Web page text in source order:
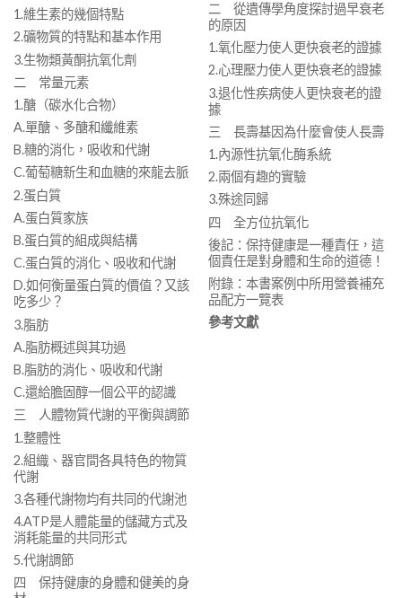
1.維生素的幾個特點
2.礦物質的特點和基本作用
3.生物類黃酮抗氧化劑
二 常量元素
1.醣（碳水化合物）
A.單醣、多醣和纖維素
B.糖的消化，吸收和代謝
C.葡萄糖新生和血糖的來龍去脈
2.蛋白質
A.蛋白質家族
B.蛋白質的組成與結構
C.蛋白質的消化、吸收和代謝
D.如何衡量蛋白質的價值？又該
吃多少？
3.脂肪
A.脂肪概述與其功過
B.脂肪的消化、吸收和代謝
C.還給膽固醇一個公平的認識
三 人體物質代謝的平衡與調節
1.整體性
2.組織、器官間各具特色的物質
代謝
3.各種代謝物均有共同的代謝池
4.ATP是人體能量的儲藏方式及
消耗能量的共同形式
5.代謝調節
四 保持健康的身體和健美的身
二 從遺傳學角度探討過早衰老
的原因
1.氧化壓力使人更快衰老的證據
2.心理壓力使人更快衰老的證據
3.退化性疾病使人更快衰老的證
據
三 長壽基因為什麼會使人長壽
1.內源性抗氧化酶系統
2.兩個有趣的實驗
3.殊途同歸
四 全方位抗氧化
後記：保持健康是一種責任，這
個責任是對身體和生命的道德！
附錄：本書案例中所用營養補充
品配方一覽表
參考文獻